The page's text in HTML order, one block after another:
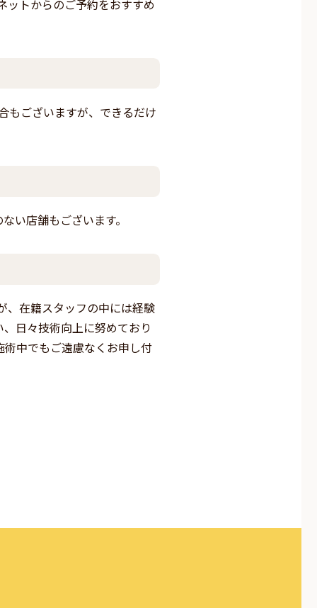
ットからのご予約をおすすめ
もございますが、できるだけ
い店舗もございます。
、在籍スタッフの中には経験
日々技術向上に努めており
中でもご遠慮なくお申し付